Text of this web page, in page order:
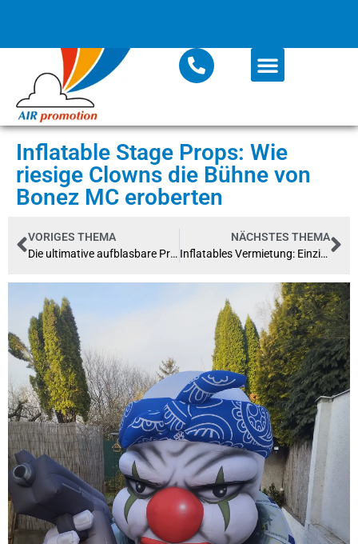
Inflatable Stage Props: Wie
riesige Clowns die Bühne von
Bonez MC eroberten
VORIGES THEMA
Die ultimative aufblasbare Produktnachbildung: Unser XXL Twister-Eis für Langnese
NÄCHSTES THEMA
Inflatables Vermietung: Einzigartige CSD-aufblasbare Objekte mieten!